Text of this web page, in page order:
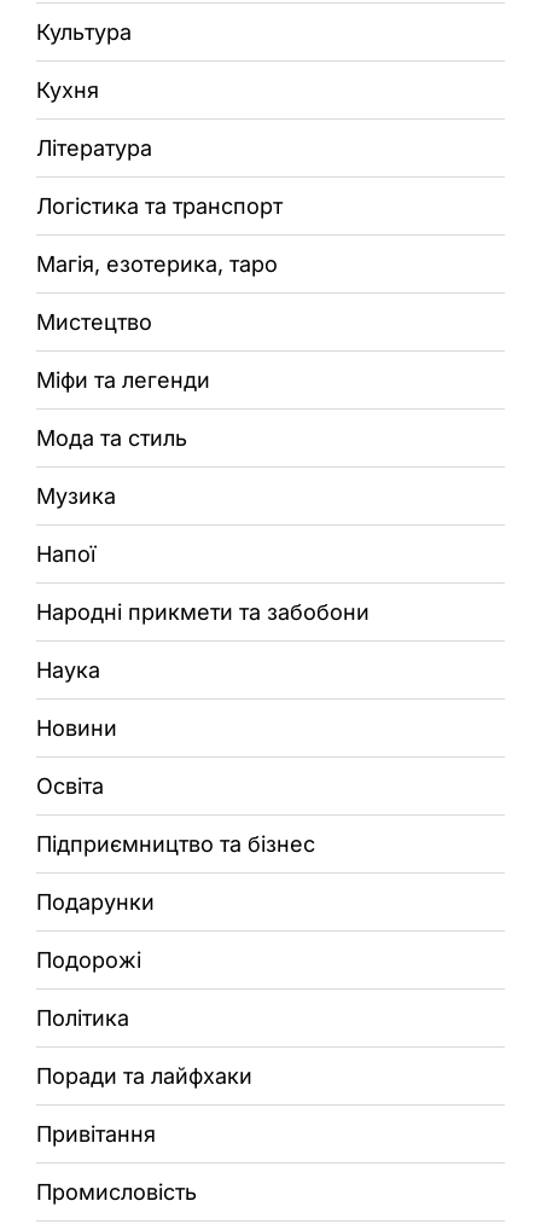
Культура
Кухня
Література
Логістика та транспорт
Магія, езотерика, таро
Мистецтво
Міфи та легенди
Мода та стиль
Музика
Напої
Народні прикмети та забобони
Наука
Новини
Освіта
Підприємництво та бізнес
Подарунки
Подорожі
Політика
Поради та лайфхаки
Привітання
Промисловість